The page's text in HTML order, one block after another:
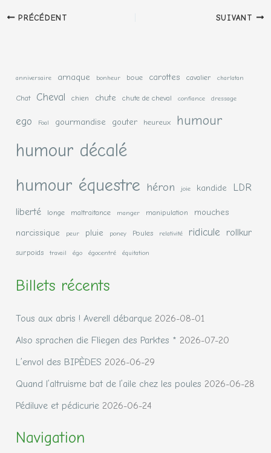
PRÉCÉDENT SUIVANT
anniversaire arnaque bonheur boue carottes cavalier charlatan
Chat Cheval chien chute chute de cheval confiance dressage
ego Foal gourmandise gouter heureux humour
humour décalé
humour équestre héron joie kandide LDR
liberté longe maltraitance manger manipulation
mouches
narcissique
peur pluie poney Poules relativité ridicule rollkur
surpoids travail égo égocentré équitation
Billets récents
Tous aux abris ! Averell débarque 2026-08-01
Also sprachen die Fliegen des Parktes * 2026-07-20
L’envol des BIPÈDES 2026-06-29
Quand l’altruisme bat de l’aile chez les poules 2026-06-28
Pédiluve et pédicurie 2026-06-24
Navigation